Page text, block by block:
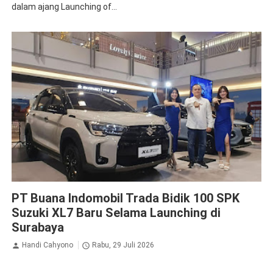
dalam ajang Launching of...
PT Buana Indomobil Trada Bidik 100 SPK
Suzuki XL7 Baru Selama Launching di
Surabaya
Handi Cahyono Rabu, 29 Juli 2026